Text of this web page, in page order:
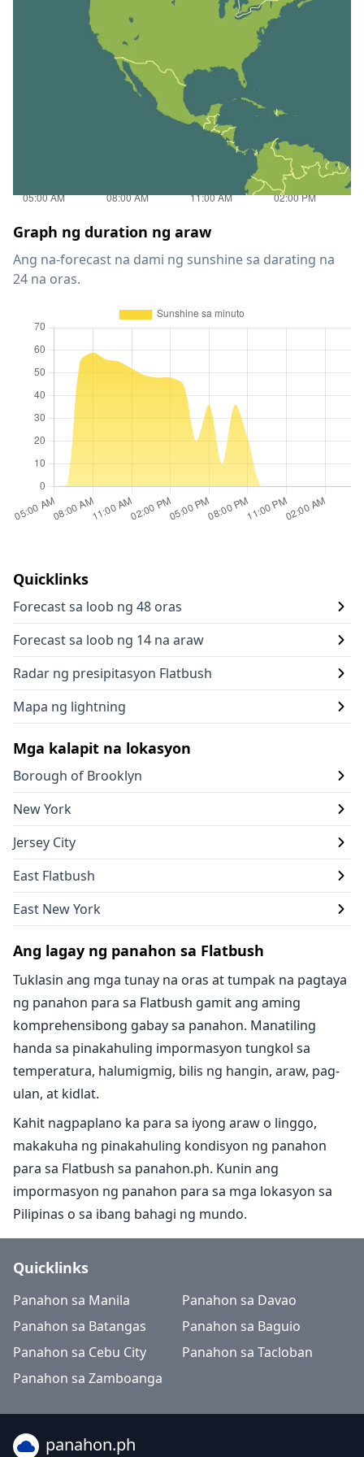
Graph ng duration ng araw
Ang na-forecast na dami ng sunshine sa darating na
24 na oras.
Quicklinks
Forecast sa loob ng 48 oras
Forecast sa loob ng 14 na araw
Radar ng presipitasyon Flatbush
Mapa ng lightning
Mga kalapit na lokasyon
Borough of Brooklyn
New York
Jersey City
East Flatbush
East New York
Ang lagay ng panahon sa Flatbush
Tuklasin ang mga tunay na oras at tumpak na pagtaya
ng panahon para sa Flatbush gamit ang aming
komprehensibong gabay sa panahon. Manatiling
handa sa pinakahuling impormasyon tungkol sa
temperatura, halumigmig, bilis ng hangin, araw, pag-
ulan, at kidlat.
Kahit nagpaplano ka para sa iyong araw o linggo,
makakuha ng pinakahuling kondisyon ng panahon
para sa Flatbush sa panahon.ph. Kunin ang
impormasyon ng panahon para sa mga lokasyon sa
Pilipinas o sa ibang bahagi ng mundo.
Quicklinks
Panahon sa Manila
Panahon sa Davao
Panahon sa Batangas
Panahon sa Baguio
Panahon sa Cebu City
Panahon sa Tacloban
Panahon sa Zamboanga
panahon.ph